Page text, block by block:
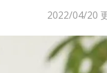
2022/04/20